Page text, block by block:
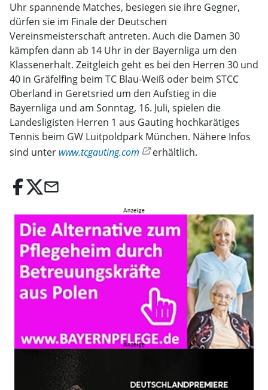
Uhr spannende Matches, besiegen sie ihre Gegner,
dürfen sie im Finale der Deutschen
Vereinsmeisterschaft antreten. Auch die Damen 30
kämpfen dann ab 14 Uhr in der Bayernliga um den
Klassenerhalt. Zeitgleich geht es bei den Herren 30 und
40 in Gräfelfing beim TC Blau-Weiß oder beim STCC
Oberland in Geretsried um den Aufstieg in die
Bayernliga und am Sonntag, 16. Juli, spielen die
Landesligisten Herren 1 aus Gauting hochkarätiges
Tennis beim GW Luitpoldpark München. Nähere Infos
sind unter www.tcgauting.com erhältlich.
email